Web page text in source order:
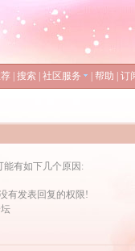
搜索 社区服务 帮助 订
有如下几个原因:
有发表回复的权限!